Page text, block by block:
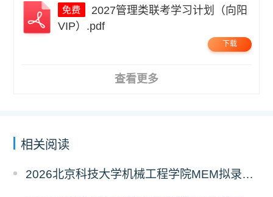
VIP）.pdf
下载
查看更多
相关阅读
2026北京科技大学机械工程学院MEM拟录取分析解读